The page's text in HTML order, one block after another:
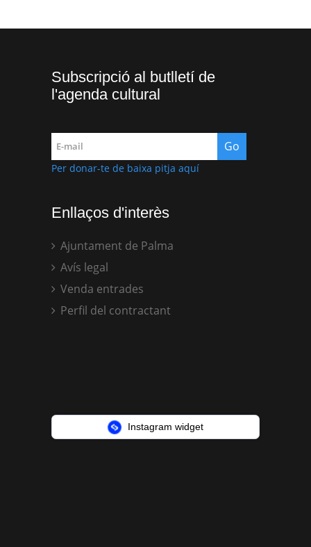
Subscripció al butlletí de
l'agenda cultural
Per donar-te de baixa pitja aquí
Enllaços d'interès
Ajuntament de Palma
Avís legal
Venda entrades
Perfil del contractant
Instagram widget